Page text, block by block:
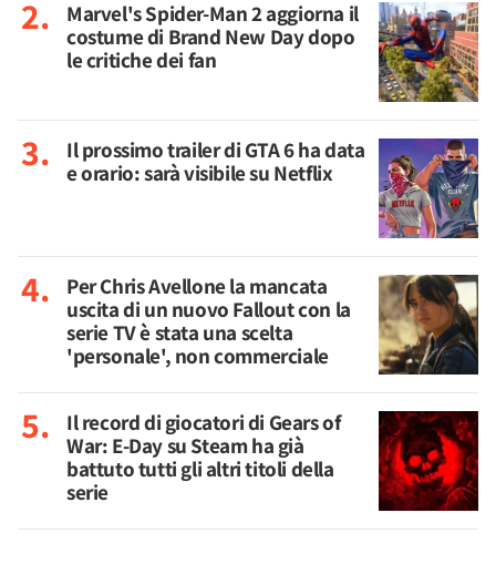
Marvel's Spider-Man 2 aggiorna il
costume di Brand New Day dopo
le critiche dei fan
Il prossimo trailer di GTA 6 ha data
e orario: sarà visibile su Netflix
Per Chris Avellone la mancata
uscita di un nuovo Fallout con la
serie TV è stata una scelta
'personale', non commerciale
Il record di giocatori di Gears of
War: E-Day su Steam ha già
battuto tutti gli altri titoli della
serie